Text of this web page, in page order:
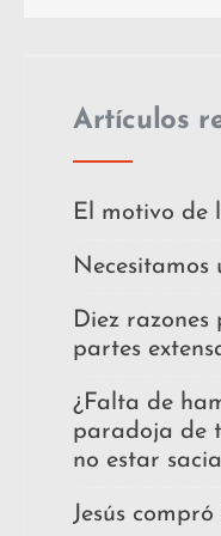
Artículos
El motivo de
Necesitamos
Diez
partes
¿Falta de
paradoja de
no estar
Jesús